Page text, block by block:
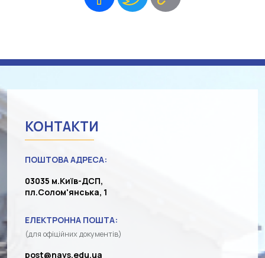
КОНТАКТИ
ПОШТОВА АДРЕСА:
03035 м.Київ-ДСП,
пл.Солом'янська, 1
ЕЛЕКТРОННА ПОШТА:
(для офіційних документів)
post@navs.edu.ua